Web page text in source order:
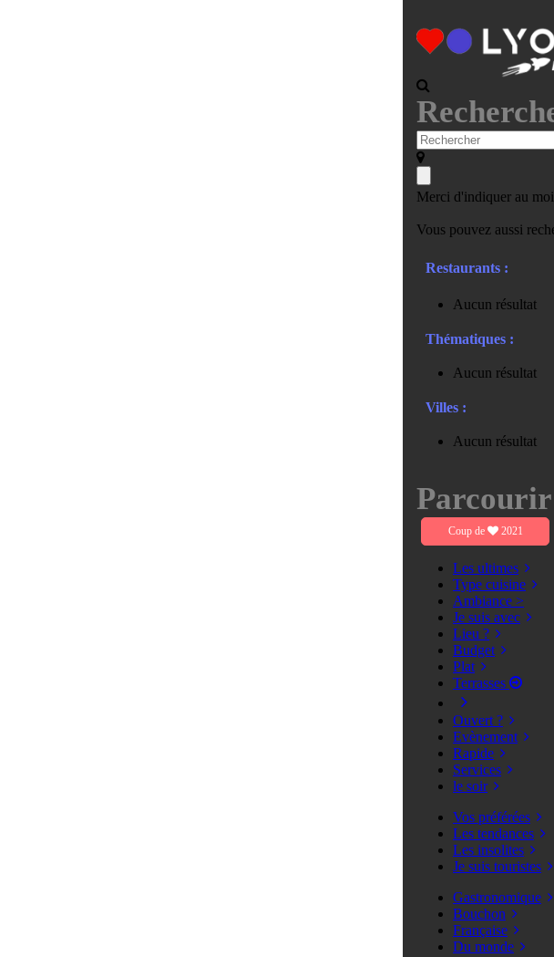
Merci d'indiquer au
Vous pouvez aussi
Restaurants :
Aucun résultat
Thématiques :
Aucun résultat
Villes :
Aucun résultat
Coup de 2021
Les ultimes
Type cuisine
Ambiance >
Je suis avec
Lieu ?
Budget
Plat
Terrasses
Ouvert ?
Evènement
Rapide
Services
le soir
Vos préférées
Les tendances
Les insolites
Je suis touristes
Gastronomique
Bouchon
Française
Du monde